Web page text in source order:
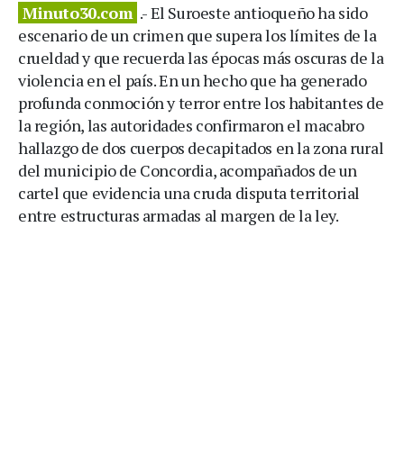
Minuto30.com .- El Suroeste antioqueño ha sido
escenario de un crimen que supera los límites de la
crueldad y que recuerda las épocas más oscuras de la
violencia en el país. En un hecho que ha generado
profunda conmoción y terror entre los habitantes de
la región, las autoridades confirmaron el macabro
hallazgo de dos cuerpos decapitados en la zona rural
del municipio de Concordia, acompañados de un
cartel que evidencia una cruda disputa territorial
entre estructuras armadas al margen de la ley.